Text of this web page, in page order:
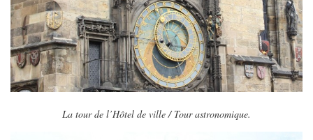
La tour de l’Hôtel de ville / Tour astronomique.